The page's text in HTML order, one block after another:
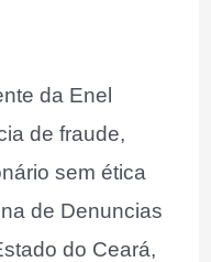
da Enel
de fraude,
sem ética
de Denuncias
do Ceará,